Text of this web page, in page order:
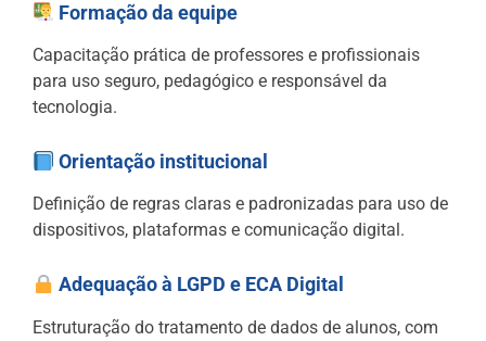
Formação da equipe
Capacitação prática de professores e profissionais
para uso seguro, pedagógico e responsável da
tecnologia.
Orientação institucional
Definição de regras claras e padronizadas para uso de
dispositivos, plataformas e comunicação digital.
Adequação à LGPD e ECA Digital
Estruturação do tratamento de dados de alunos, com